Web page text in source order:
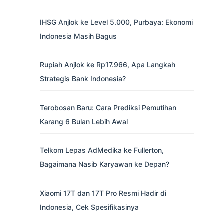
IHSG Anjlok ke Level 5.000, Purbaya: Ekonomi
Indonesia Masih Bagus
Rupiah Anjlok ke Rp17.966, Apa Langkah
Strategis Bank Indonesia?
Terobosan Baru: Cara Prediksi Pemutihan
Karang 6 Bulan Lebih Awal
Telkom Lepas AdMedika ke Fullerton,
Bagaimana Nasib Karyawan ke Depan?
Xiaomi 17T dan 17T Pro Resmi Hadir di
Indonesia, Cek Spesifikasinya